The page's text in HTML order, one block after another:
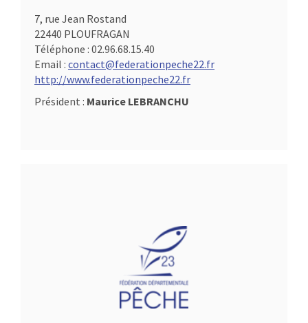
7, rue Jean Rostand
22440 PLOUFRAGAN
Téléphone : 02.96.68.15.40
Email : contact@federationpeche22.fr
http://www.federationpeche22.fr
Président : Maurice LEBRANCHU